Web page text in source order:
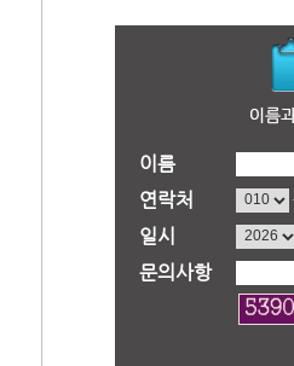
이름
연락처
일시
문의사항